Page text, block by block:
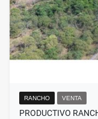
RANCHO VENTA
PRODUCTIVO